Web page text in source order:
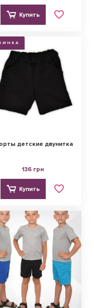
Купить
детские двунитка
136 грн
Купить